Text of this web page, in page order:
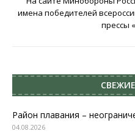
имена победителей
прессы
Район плавания –
04.08.2026